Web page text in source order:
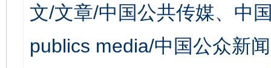
文/文章/中国公共传媒、中
publics media/中国公众新